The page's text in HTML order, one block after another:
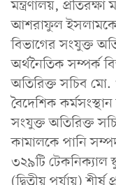
মন্ত্রণালয়,
আশরাফুল ইসলামকে
বিভাগের সংযুক্ত
অর্থনৈতিক সম্পর্ক
অতিরিক্ত সচিব
বৈদেশিক
সংযুক্ত অতিরিক্ত
কামালকে পানি
৩২৯টি টেকনিক্যাল